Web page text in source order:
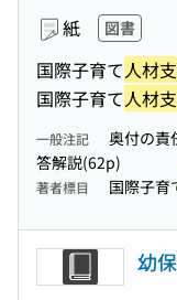
紙 図書
国際子育て人材
国際子育て人材
一般注記 奥付の責
答解説(62p)
著者標目 国際子育
幼